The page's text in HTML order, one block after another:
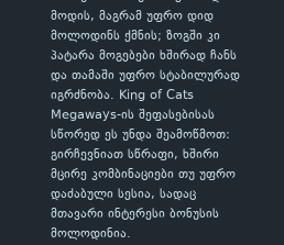
მოდის, მაგრამ უფრო დიდ
მოლოდინს ქმნის; ზოგში კი
პატარა მოგებები ხშირად ჩანს
და თამაში უფრო სტაბილურად
იგრძნობა. King of Cats
Megaways-ის შეფასებისას
სწორედ ეს უნდა შეამოწმოთ:
გირჩევნიათ სწრაფი, ხშირი
მცირე კომბინაციები თუ უფრო
დაძაბული სესია, სადაც
მთავარი ინტერესი ბონუსის
მოლოდინია.